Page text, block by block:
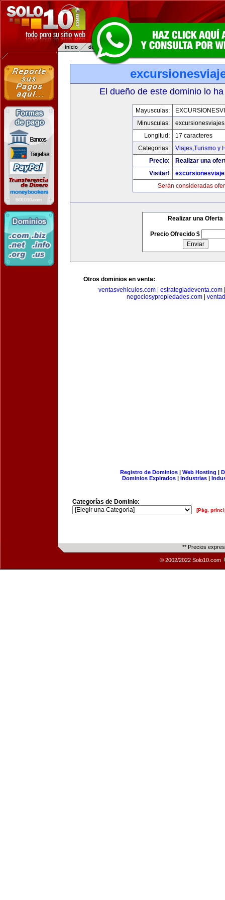
El dueño de este dominio lo
Mayusculas:
Minusculas:
Longitud:
17 caracteres
Categorias:
Viajes,Turismo y
Precio:
Realizar una
Visitar!
Serán consideradas
Realizar una Oferta
Precio Ofrecido $
Otros dominios en venta:
ventasvehiculos.com
estrategiadeventa.com
negociosypropiedades.com
Registro de Dominios| Web Hosting |
Dominios Expirados | Industrias |
Categorías de Dominio:
[Pág.
** Precios
© 2002/2022 Solo10.com